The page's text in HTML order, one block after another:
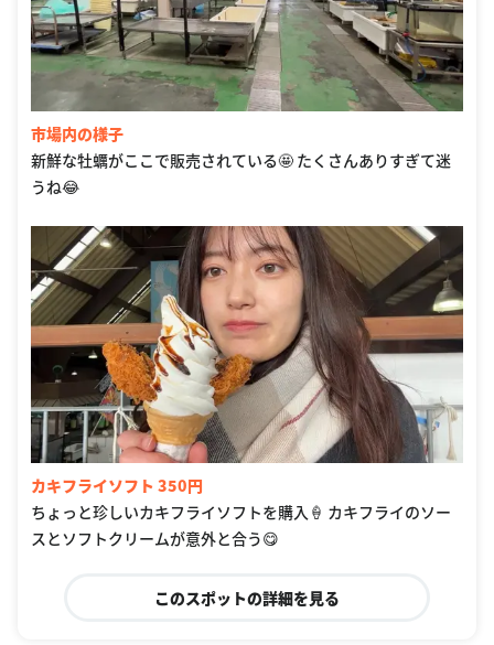
市場内の様子
新鮮な牡蠣がここで販売されている🤩 たくさんありすぎて迷
うね😂
カキフライソフト 350円
ちょっと珍しいカキフライソフトを購入🍦 カキフライのソー
スとソフトクリームが意外と合う😋
このスポットの詳細を見る